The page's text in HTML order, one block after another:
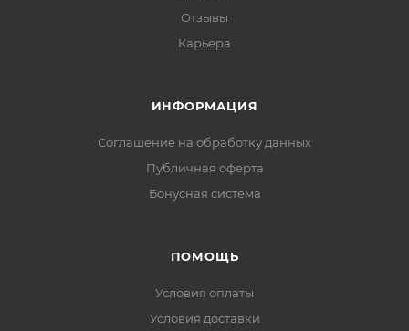
Отзывы
Карьера
ИНФОРМАЦИЯ
Соглашение на обработку данных
Публичная оферта
Бонусная система
ПОМОЩЬ
Условия оплаты
Условия доставки